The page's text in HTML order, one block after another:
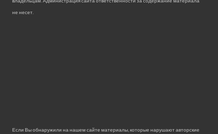
не несет.
Если Вы обнаружили на нашем сайте материалы, которые нарушают авторские